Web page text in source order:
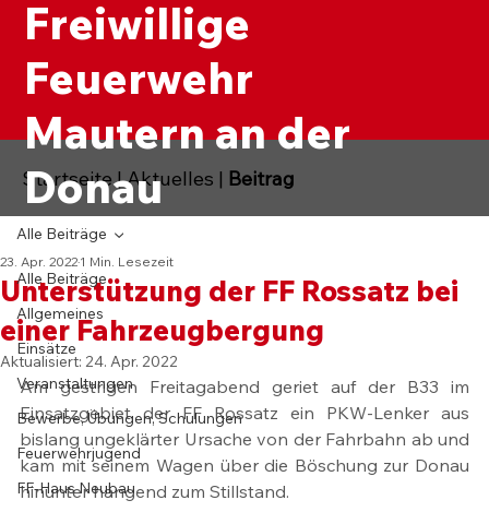
Freiwillige
Feuerwehr
Mautern an der
Donau
Alle Beiträge
Allgemeines
Einsätze
Veranstaltungen
Bewerbe, Übungen, Schulungen
Feuerwehrjugend
FF-Haus Neubau
Alle Beiträge
Unterstützung der FF Rossatz bei
einer Fahrzeugbergung
23. Apr. 2022 1 Min. Lesezeit
Aktualisiert: 24. Apr. 2022
Am gestrigen Freitagabend geriet auf der B33 im
Einsatzgebiet der FF Rossatz ein PKW-Lenker aus
bislang ungeklärter Ursache von der Fahrbahn ab und
kam mit seinem Wagen über die Böschung zur Donau
hinunter hängend zum Stillstand.
Startseite|Aktuelles | Beitrag